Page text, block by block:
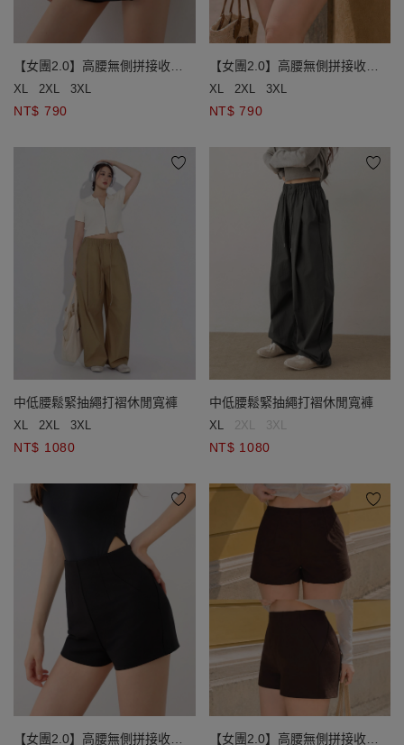
【女團2.0】高腰無側拼接收腹
開岔短褲裙
XL 2XL 3XL
NT$ 790
【女團2.0】高腰無側拼接收腹
開岔短褲裙
XL 2XL 3XL
NT$ 790
中低腰鬆緊抽繩打褶休閒寬褲
XL 2XL 3XL
NT$ 1080
中低腰鬆緊抽繩打褶休閒寬褲
XL 2XL 3XL
NT$ 1080
【女團2.0】高腰無側拼接收腹 【女團2.0】高腰無側拼接收腹